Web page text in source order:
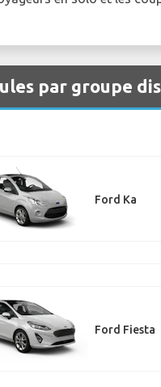
par groupe
Ford Ka
Ford Fiesta